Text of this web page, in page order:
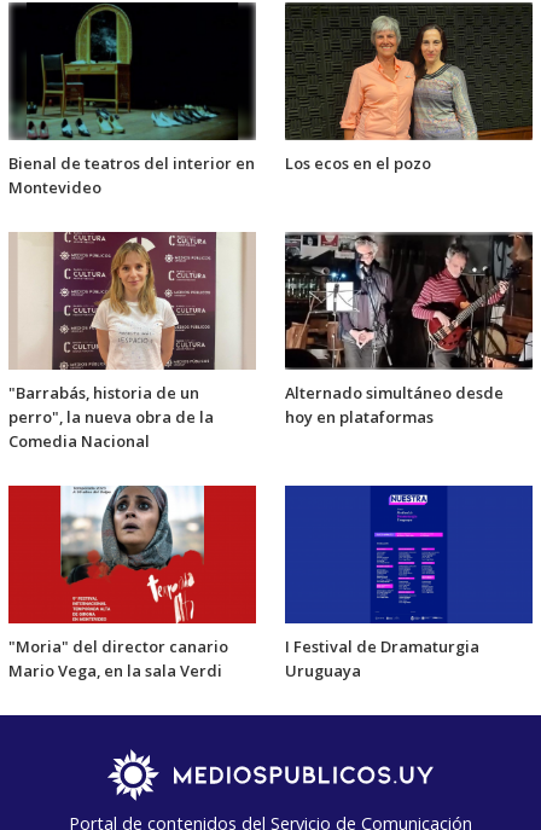
Bienal de teatros del interior en
Montevideo
Los ecos en el pozo
"Barrabás, historia de un
perro", la nueva obra de la
Comedia Nacional
Alternado simultáneo desde
hoy en plataformas
"Moria" del director canario
Mario Vega, en la sala Verdi
I Festival de Dramaturgia
Uruguaya
Portal de contenidos del Servicio de Comunicación